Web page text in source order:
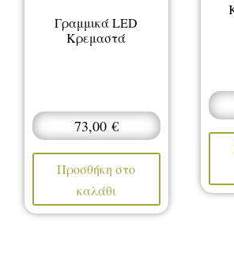
Γραμμικά LED
Κρεμαστά
73,00 €
Προσθήκη στο
καλάθι